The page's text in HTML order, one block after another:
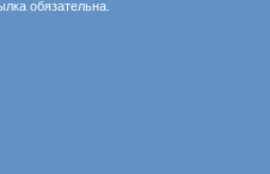
обязательна.